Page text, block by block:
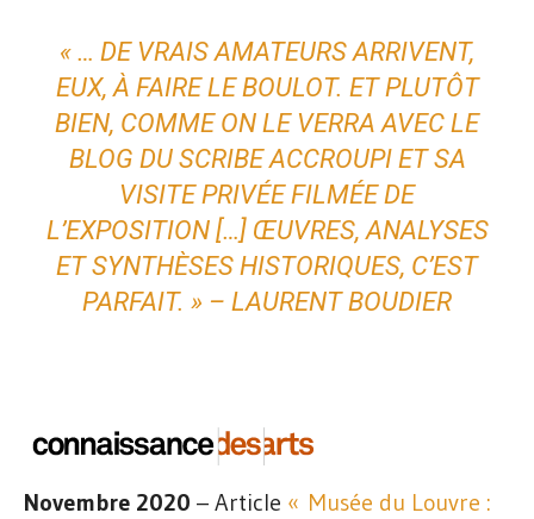
« … DE VRAIS AMATEURS ARRIVENT,
EUX, À FAIRE LE BOULOT. ET PLUTÔT
BIEN, COMME ON LE VERRA AVEC LE
BLOG DU SCRIBE ACCROUPI ET SA
VISITE PRIVÉE FILMÉE DE
L’EXPOSITION […] ŒUVRES, ANALYSES
ET SYNTHÈSES HISTORIQUES, C’EST
PARFAIT. » – LAURENT BOUDIER
Novembre 2020 – Article « Musée du Louvre :